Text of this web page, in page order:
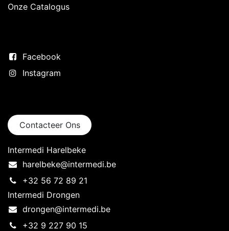
Onze Catalogus
Facebook
Instagram
Contacteer Ons
Intermedi Harelbeke
harelbeke@intermedi.be
+32 56 72 89 21
Intermedi Drongen
drongen@intermedi.be
+32 9 227 90 15